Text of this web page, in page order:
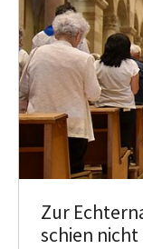
Zur
schien nicht